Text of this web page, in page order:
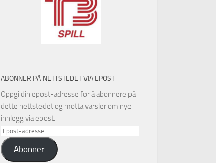
ABONNER PÅ NETTSTEDET VIA EPOST
Oppgi din epost-adresse for å abonnere på
dette nettstedet og motta varsler om nye
innlegg via epost.
Epost-
adresse
Abonner